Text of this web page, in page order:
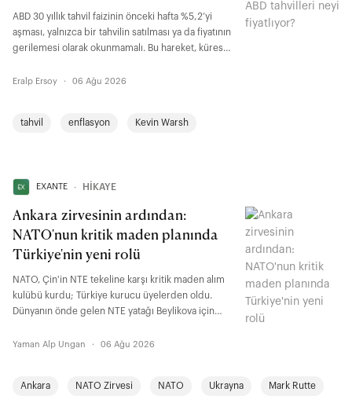
ABD 30 yıllık tahvil faizinin önceki hafta %5,2’yi
aşması, yalnızca bir tahvilin satılması ya da fiyatının
gerilemesi olarak okunmamalı. Bu hareket, küresel
şekilde yükseldiğine işaret ediyor. Başka bir
vadeli risk primi yeniden fiyatlanmış durumda.
Eralp Ersoy · 06 Ağu 2026
tahvil enflasyon Kevin Warsh
EXANTE ∙ HİKAYE
Ankara zirvesinin ardından:
NATO'nun kritik maden planında
Türkiye'nin yeni rolü
NATO, Çin'in NTE tekeline karşı kritik maden alım
kulübü kurdu; Türkiye kurucu üyelerden oldu.
Dünyanın önde gelen NTE yatağı Beylikova için
rezervimizi uluslararası standartta belgelemekten,
Yaman Alp Ungan · 06 Ağu 2026
Ankara NATO Zirvesi NATO Ukrayna Mark Rutte